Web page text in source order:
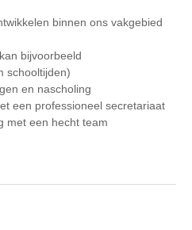
binnen ons vakgebied
bijvoorbeeld
schooltijden)
en nascholing
een professioneel secretariaat
met een hecht team